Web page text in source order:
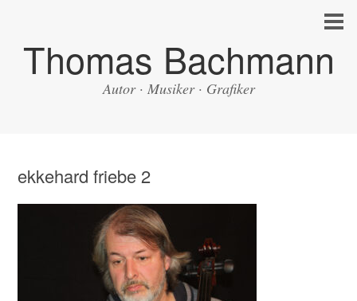
Thomas Bachmann
Autor · Musiker · Grafiker
ekkehard friebe 2